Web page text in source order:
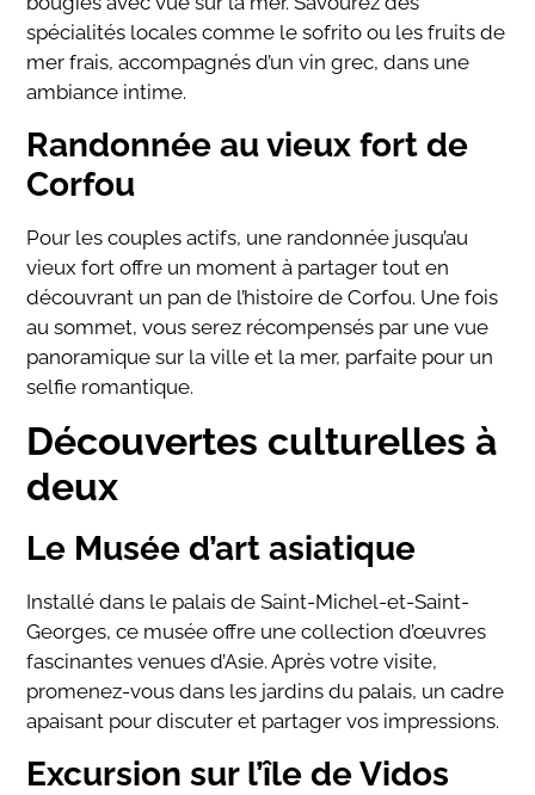
spécialités locales comme le sofrito ou les fruits de
mer frais, accompagnés d’un vin grec, dans une
ambiance intime.
Randonnée au vieux fort de
Corfou
Pour les couples actifs, une randonnée jusqu’au
vieux fort offre un moment à partager tout en
découvrant un pan de l’histoire de Corfou. Une fois
au sommet, vous serez récompensés par une vue
panoramique sur la ville et la mer, parfaite pour un
selfie romantique.
Découvertes culturelles à
deux
Le Musée d’art asiatique
Installé dans le palais de Saint-Michel-et-Saint-
Georges, ce musée offre une collection d’œuvres
fascinantes venues d’Asie. Après votre visite,
promenez-vous dans les jardins du palais, un cadre
apaisant pour discuter et partager vos impressions.
Excursion sur l’île de Vidos